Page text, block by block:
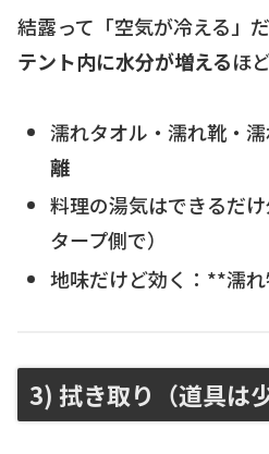
結露って「空気が冷える」だ
テント内に水分が増えるほ
濡れタオル・濡れ靴・
離
料理の湯気はできるだ
タープ側で）
地味だけど効く：**濡
3) 拭き取り（道具は